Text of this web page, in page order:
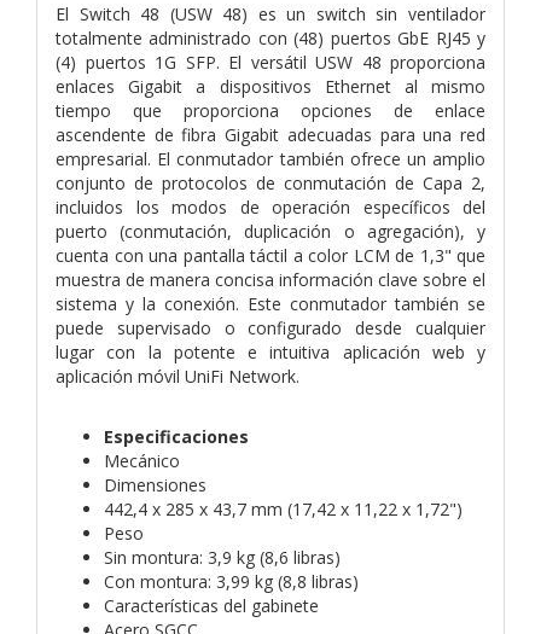
El Switch 48 (USW 48) es un switch sin ventilador
totalmente administrado con (48) puertos GbE RJ45 y
(4) puertos 1G SFP. El versátil USW 48 proporciona
enlaces Gigabit a dispositivos Ethernet al mismo
tiempo que proporciona opciones de enlace
ascendente de fibra Gigabit adecuadas para una red
empresarial. El conmutador también ofrece un amplio
conjunto de protocolos de conmutación de Capa 2,
incluidos los modos de operación específicos del
puerto (conmutación, duplicación o agregación), y
cuenta con una pantalla táctil a color LCM de 1,3" que
muestra de manera concisa información clave sobre el
sistema y la conexión. Este conmutador también se
puede supervisado o configurado desde cualquier
lugar con la potente e intuitiva aplicación web y
aplicación móvil UniFi Network.
Especificaciones
Mecánico
Dimensiones
442,4 x 285 x 43,7 mm (17,42 x 11,22 x 1,72")
Peso
Sin montura: 3,9 kg (8,6 libras)
Con montura: 3,99 kg (8,8 libras)
Características del gabinete
Acero SGCC